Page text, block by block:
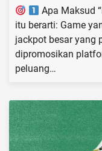
Apa Maksud
itu berarti: Game
jackpot besar yang
dipromosikan
peluang…